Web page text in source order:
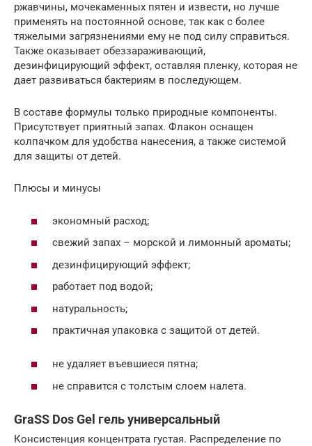
ржавчины, мочекаменных пятен и извести, но лучше
применять на постоянной основе, так как с более
тяжелыми загрязнениями ему не под силу справиться.
Также оказывает обеззараживающий,
дезинфицирующий эффект, оставляя пленку, которая не
дает развиваться бактериям в последующем.
В составе формулы только природные компоненты.
Присутствует приятный запах. Флакон оснащен
колпачком для удобства нанесения, а также системой
для защиты от детей.
Плюсы и минусы
экономный расход;
свежий запах – морской и лимонный ароматы;
дезинфицирующий эффект;
работает под водой;
натуральность;
практичная упаковка с защитой от детей.
не удаляет въевшиеся пятна;
не справится с толстым слоем налета.
GraSS Dos Gel гель универсальный
Консистенция концентрата густая. Распределение по